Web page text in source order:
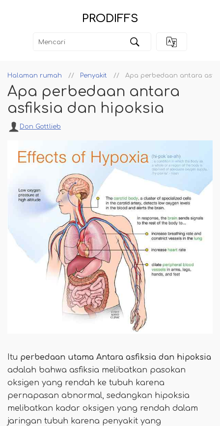
PRODIFFS
Halaman rumah Penyakit Apa perbedaan antara
Apa perbedaan antara
asfiksia dan hipoksia
Don Gottlieb
Itu perbedaan utama Antara asfiksia dan hipoksia
adalah bahwa asfiksia melibatkan pasokan
oksigen yang rendah ke tubuh karena
pernapasan abnormal, sedangkan hipoksia
melibatkan kadar oksigen yang rendah dalam
jaringan tubuh karena penyakit yang